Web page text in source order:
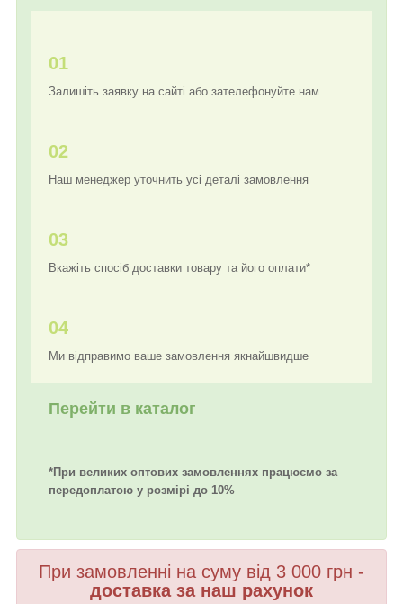
01
Залишіть заявку на сайті або зателефонуйте нам
02
Наш менеджер уточнить усі деталі замовлення
03
Вкажіть спосіб доставки товару та його оплати*
04
Ми відправимо ваше замовлення якнайшвидше
Перейти в каталог
*При великих оптових замовленнях працюємо за
передоплатою у розмірі до 10%
При замовленні на суму від 3 000 грн -
доставка за наш рахунок